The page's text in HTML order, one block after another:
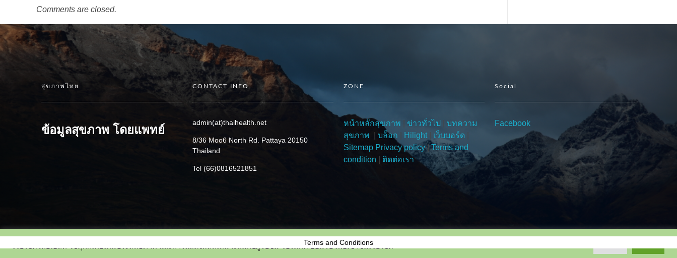
Comments are closed.
สุขภาพไทย
ข้อมูลสุขภาพ โดยแพทย์
CONTACT INFO
admin(at)thaihealth.net
8/36 Moo6 North Rd. Pattaya 20150
Thailand
Tel (66)0816521851
ZONE
หน้าหลักสุขภาพ ข่าวทั่วไป
บทความ
สุขภาพ
บล็อก Hilight เว็บบอร์ด
Sitemap Privacy policy|Terms and
condition
ติดต่อเรา
Social
Facebook
เว็บไซต์ไทยเฮลท์ ใช้คุ๊กกี้เพื่อเพิ่มประสิทธิภาพ และการแสดงผลที่เหมาะสมกับผู้รับชม โปรดกด ยอมรับ เพื่อเข้าชมเว็บไซต์
Terms and Conditions